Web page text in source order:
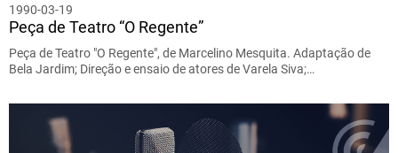
1990-03-19
Peça de Teatro “O Regente”
Peça de Teatro "O Regente", de Marcelino Mesquita. Adaptação de
Bela Jardim; Direção e ensaio de atores de Varela Siva;…